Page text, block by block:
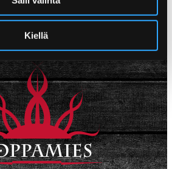
Kiellä